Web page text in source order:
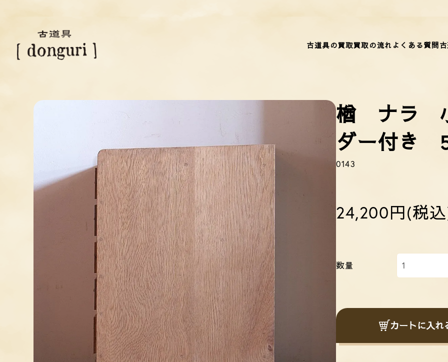
古道具の買取買取の流れ よくある質問
楢 ナラ
ダー付
0143
24,200円(税
数量
カートに入れ